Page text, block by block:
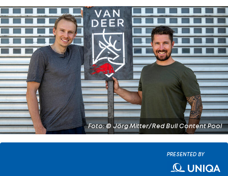
Foto: © Jörg Mitter/Red Bull Content Pool
PRESENTED BY